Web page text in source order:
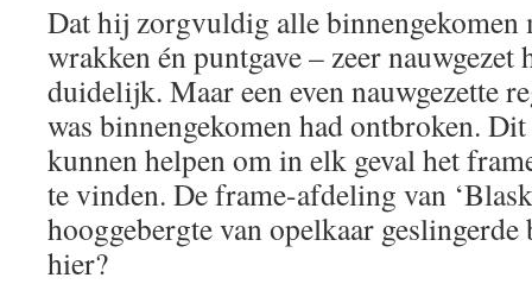
Dat hij zorgvuldig alle binnengekomen
wrakken én puntgave – zeer nauwgezet
duidelijk. Maar een even nauwgezette
was binnengekomen had ontbroken.
kunnen helpen om in elk geval het
te vinden. De frame-afdeling van
hooggebergte van opelkaar
hier?